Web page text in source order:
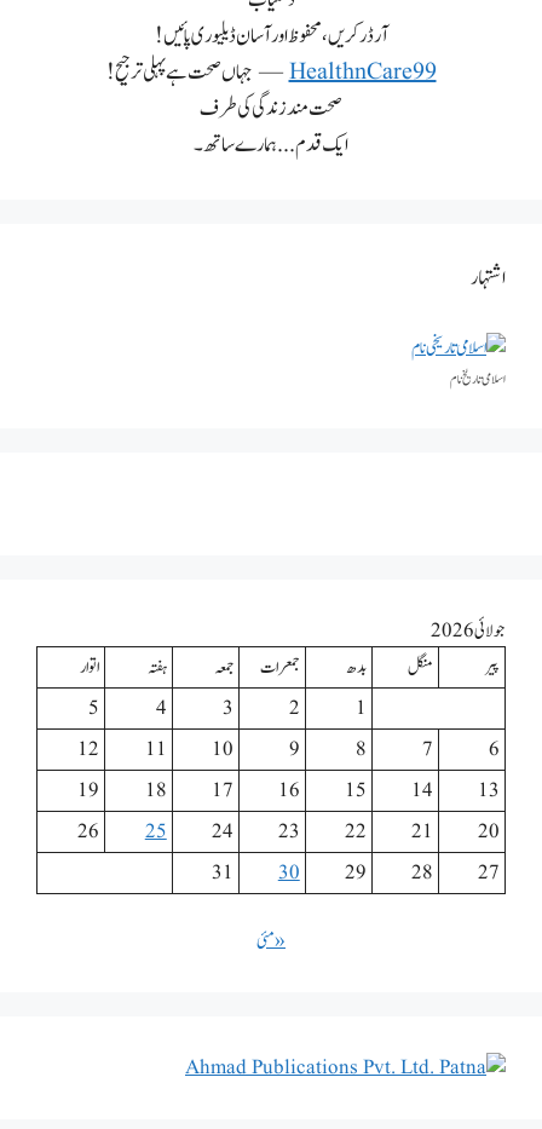
آرڈر کریں، محفوظ اور آسان ڈیلیوری پائیں!
HealthnCare99— جہاں صحت ہے پہلی ترجیح!
صحت مند زندگی کی طرف
ایک قدم... ہمارے ساتھ۔
اشتہار
اسلامی تاریخٰ نام
جولائی 2026
پیر
منگل بدھ جمعرات جمعہ ہفتہ
اتوار
1
2
3
4
5
6
7
8
9
10
11
12
13
14
15
16
17
18
19
20
21
22
23
24
25
26
27
28
29
30
31
« مئی